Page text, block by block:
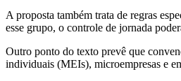
A proposta também trata de regras
esse grupo, o controle de jornada
Outro ponto do texto prevê que
individuais (MEIs), microempresas e